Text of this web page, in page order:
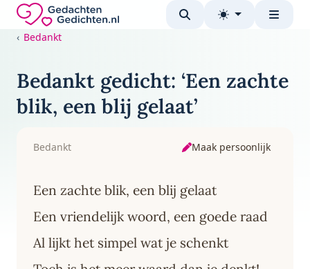
Direct naar de inhoud
Gedachten-Gedichten.nl — naar de homepage
Bedankt
Bedankt gedicht: ‘Een zachte
blik, een blij gelaat’
Bedankt Maak persoonlijk
Een zachte blik, een blij gelaat
Een vriendelijk woord, een goede raad
Al lijkt het simpel wat je schenkt